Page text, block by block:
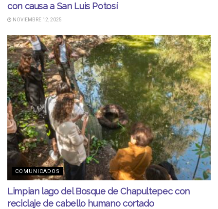
con causa a San Luis Potosí
NOVIEMBRE 12, 2025
COMUNICADOS
Limpian lago del Bosque de Chapultepec con
reciclaje de cabello humano cortado